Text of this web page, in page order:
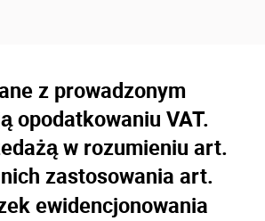
z prowadzonym
opodatkowaniu VAT.
w rozumieniu art.
zastosowania art.
ewidencjonowania